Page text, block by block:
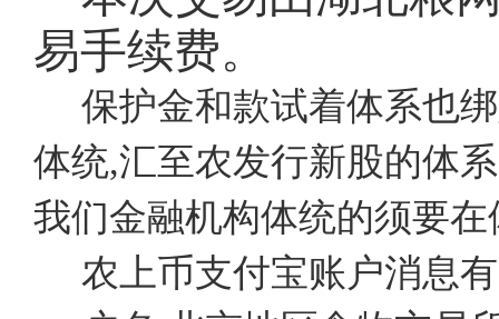
易手续费。
保护金和款试着体系也
体统,汇至农发行新股的体
我们金融机构体统的须要
农上币支付宝账户消息